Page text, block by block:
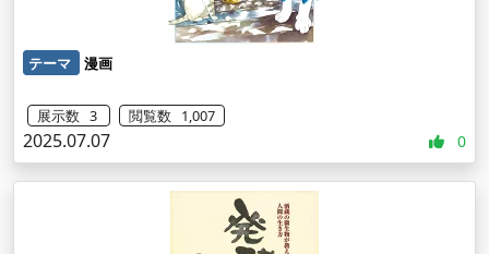
テーマ 漫画
展示数 3 閲覧数 1,007
2025.07.07 0